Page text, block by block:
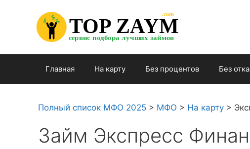
содержимому
TOP ZAYM
сервис подбора лучших займов
.com
$
$
$
Главная На карту Без процентов Без
Полный список МФО 2025 > МФО > На карту >
Займ Экспресс